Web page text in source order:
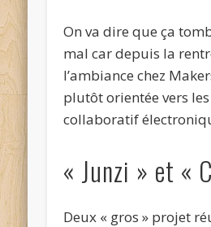
On va dire que ça
mal car depuis la
l’ambiance chez
plutôt orientée vers
collaboratif
« Junzi » et «
Deux « gros » projet